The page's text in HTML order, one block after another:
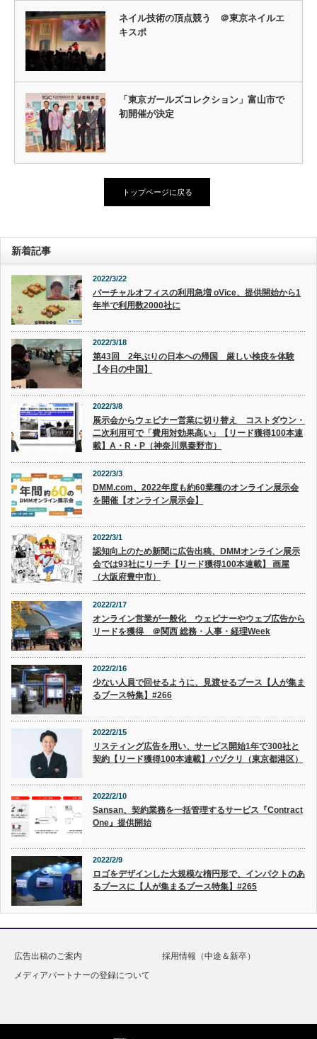
ネイル技術の頂点競う ＠東京ネイルエ
キスポ
「東京ガールズコレクション」富山市で
初開催が決定
トップページに戻る
新着記事
2022/3/22
バーチャルオフィスの利用急増 oVice、提供開始から1
年半で利用数2000社に
2022/3/18
第43回 2年ぶりの日本への帰国 厳しい検疫を体験
【今日の中国】
2022/3/8
展示会からウェビナー営業に切り替え コストダウン・
二次利用可で「費用対効果高い」【リード獲得100本連
載】A・R・P（神奈川県秦野市）
2022/3/3
DMM.com、2022年度も約60業種のオンライン展示会
を開催【オンライン展示会】
2022/3/1
認知向上のため新聞に広告出稿、DMMオンライン展示
会では93社にリーチ【リード獲得100本連載】 画屋
（大阪府豊中市）
2022/2/17
オンライン営業が一般化 ウェビナーやウェブ広告から
リードを獲得 ＠関西 総務・人事・経理Week
2022/2/16
少ない人員で回せるように、見渡せるブース【人が集ま
るブース特集】#266
2022/2/15
リスティング広告を用い、サービス開始1年で300社と
契約【リード獲得100本連載】バヅクリ（東京都港区）
2022/2/10
Sansan、契約業務を一括管理するサービス『Contract
One』提供開始
2022/2/9
ロゴをデザインした大規模な楕円形で、インパクトのあ
るブースに【人が集まるブース特集】#265
広告出稿のご案内
採用情報（中途＆新卒）
メディアパートナーの登録について